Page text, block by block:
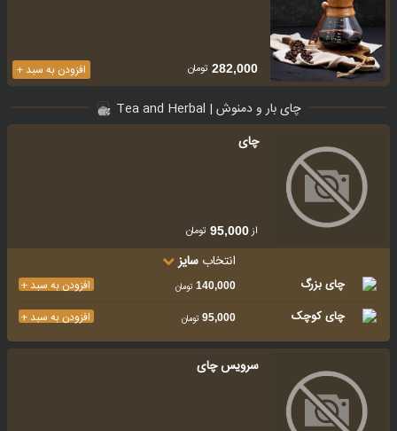
افزودن به سبد + 282,000 تومان
چای بار و دمنوش | Tea and Herbal
چای
از95,000 تومان
انتخابسایز
چای بزرگ 140,000 تومان افزودن به سبد +
چای کوچک 95,000 تومان افزودن به سبد +
سرویس چای